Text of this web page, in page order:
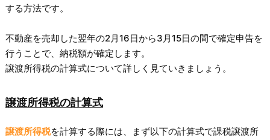
する方法です。
不動産を売却した翌年の2月16日から3月15日の間で確定申告を
行うことで、納税額が確定します。
譲渡所得税の計算式について詳しく見ていきましょう。
譲渡所得税の計算式
譲渡所得税を計算する際には、まず以下の計算式で課税譲渡所